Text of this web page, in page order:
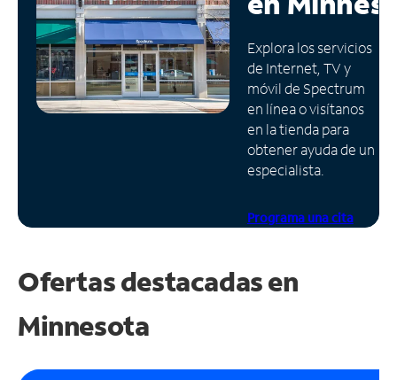
Administrar
cuenta
Encuentra
una
tienda
Explora los servicios
de Internet, TV y
móvil de Spectrum
en línea o visítanos
en la tienda para
obtener ayuda de un
especialista.
Programa una cita
Ofertas destacadas en
Minnesota